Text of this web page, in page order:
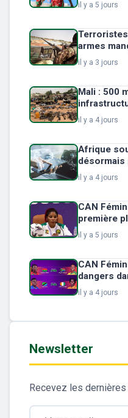
il y a 5 jours
Terroristes
armes
il y a 3 jours
Mali : 500
il y a 4 jours
Afrique
désormais
il y a 4 jours
CAN
première
il y a 5 jours
CAN
dangers
il y a 4 jours
Newsletter
Recevez les